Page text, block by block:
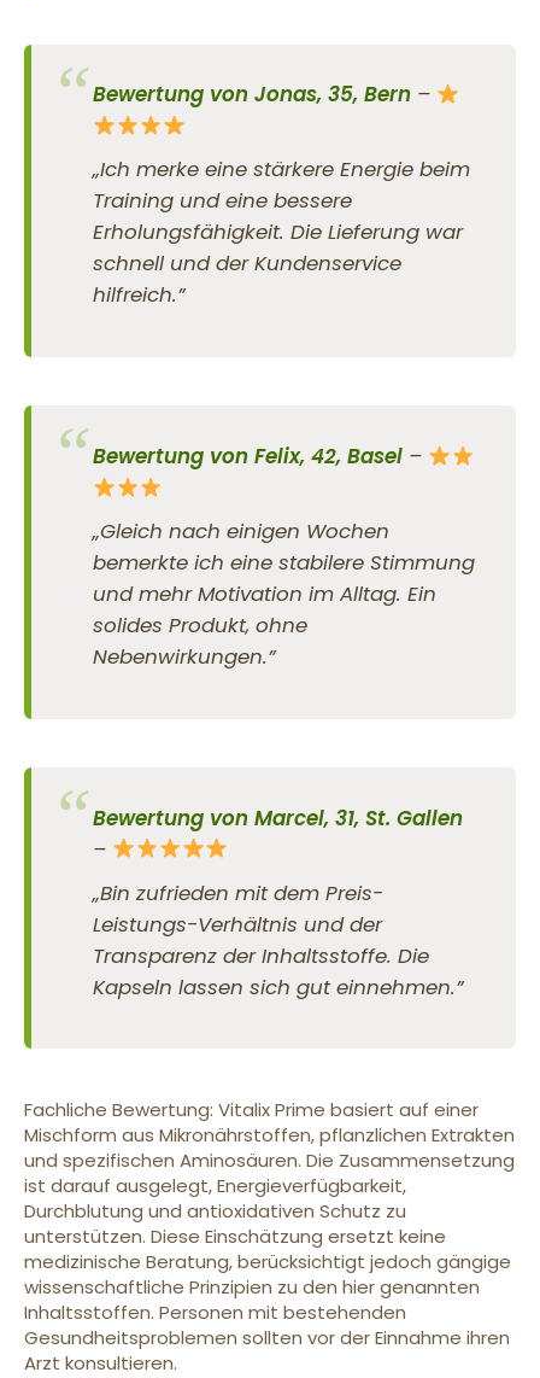
Bewertung von Jonas, 35, Bern –
„Ich merke eine stärkere Energie beim
Training und eine bessere
Erholungsfähigkeit. Die Lieferung war
schnell und der Kundenservice
hilfreich.”
Bewertung von Felix, 42, Basel –
„Gleich nach einigen Wochen
bemerkte ich eine stabilere Stimmung
und mehr Motivation im Alltag. Ein
solides Produkt, ohne
Nebenwirkungen.”
Bewertung von Marcel, 31, St. Gallen
–
„Bin zufrieden mit dem Preis-
Leistungs-Verhältnis und der
Transparenz der Inhaltsstoffe. Die
Kapseln lassen sich gut einnehmen.”
Fachliche Bewertung: Vitalix Prime basiert auf einer
Mischform aus Mikronährstoffen, pflanzlichen Extrakten
und spezifischen Aminosäuren. Die Zusammensetzung
ist darauf ausgelegt, Energieverfügbarkeit,
Durchblutung und antioxidativen Schutz zu
unterstützen. Diese Einschätzung ersetzt keine
medizinische Beratung, berücksichtigt jedoch gängige
wissenschaftliche Prinzipien zu den hier genannten
Inhaltsstoffen. Personen mit bestehenden
Gesundheitsproblemen sollten vor der Einnahme ihren
Arzt konsultieren.